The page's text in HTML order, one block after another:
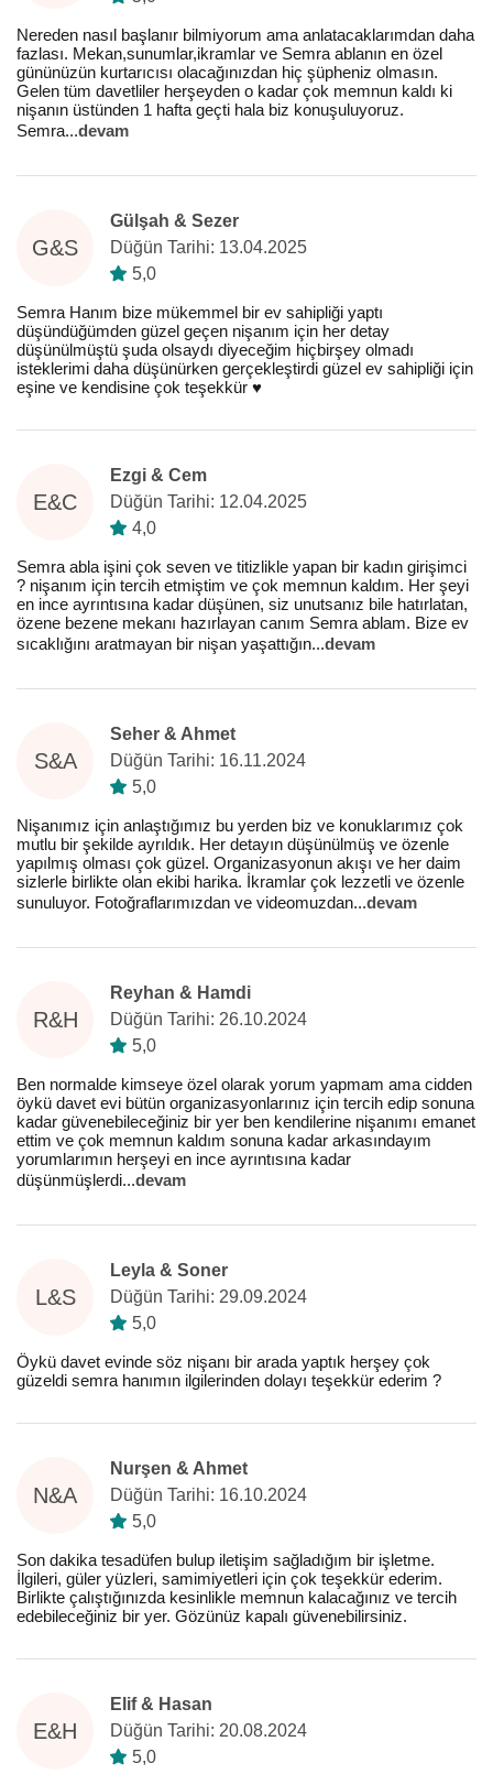
Nereden nasıl başlanır bilmiyorum ama anlatacaklarımdan daha
fazlası. Mekan,sunumlar,ikramlar ve Semra ablanın en özel
gününüzün kurtarıcısı olacağınızdan hiç şüpheniz olmasın.
Gelen tüm davetliler herşeyden o kadar çok memnun kaldı ki
nişanın üstünden 1 hafta geçti hala biz konuşuluyoruz.
Semra...devam
G&S
Gülşah & Sezer
Düğün Tarihi: 13.04.2025
5,0
Semra Hanım bize mükemmel bir ev sahipliği yaptı
düşündüğümden güzel geçen nişanım için her detay
düşünülmüştü şuda olsaydı diyeceğim hiçbirşey olmadı
isteklerimi daha düşünürken gerçekleştirdi güzel ev sahipliği için
eşine ve kendisine çok teşekkür ♥️
E&C
Ezgi & Cem
Düğün Tarihi: 12.04.2025
4,0
Semra abla işini çok seven ve titizlikle yapan bir kadın girişimci
? nişanım için tercih etmiştim ve çok memnun kaldım. Her şeyi
en ince ayrıntısına kadar düşünen, siz unutsanız bile hatırlatan,
özene bezene mekanı hazırlayan canım Semra ablam. Bize ev
sıcaklığını aratmayan bir nişan yaşattığın...devam
S&A
Seher & Ahmet
Düğün Tarihi: 16.11.2024
5,0
Nişanımız için anlaştığımız bu yerden biz ve konuklarımız çok
mutlu bir şekilde ayrıldık. Her detayın düşünülmüş ve özenle
yapılmış olması çok güzel. Organizasyonun akışı ve her daim
sizlerle birlikte olan ekibi harika. İkramlar çok lezzetli ve özenle
sunuluyor. Fotoğraflarımızdan ve videomuzdan...devam
R&H
Reyhan & Hamdi
Düğün Tarihi: 26.10.2024
5,0
Ben normalde kimseye özel olarak yorum yapmam ama cidden
öykü davet evi bütün organizasyonlarınız için tercih edip sonuna
kadar güvenebileceğiniz bir yer ben kendilerine nişanımı emanet
ettim ve çok memnun kaldım sonuna kadar arkasındayım
yorumlarımın herşeyi en ince ayrıntısına kadar
düşünmüşlerdi...devam
L&S
Leyla & Soner
Düğün Tarihi: 29.09.2024
5,0
Öykü davet evinde söz nişanı bir arada yaptık herşey çok
güzeldi semra hanımın ilgilerinden dolayı teşekkür ederim ?
N&A
Nurşen & Ahmet
Düğün Tarihi: 16.10.2024
5,0
Son dakika tesadüfen bulup iletişim sağladığım bir işletme.
İlgileri, güler yüzleri, samimiyetleri için çok teşekkür ederim.
Birlikte çalıştığınızda kesinlikle memnun kalacağınız ve tercih
edebileceğiniz bir yer. Gözünüz kapalı güvenebilirsiniz.
E&H
Elif & Hasan
Düğün Tarihi: 20.08.2024
5,0